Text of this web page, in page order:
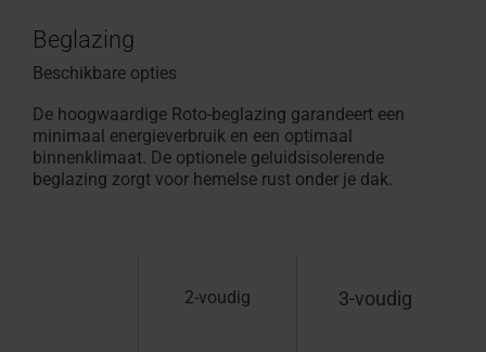
Beglazing
Beschikbare opties
De hoogwaardige Roto-beglazing garandeert een
minimaal energieverbruik en een optimaal
binnenklimaat. De optionele geluidsisolerende
beglazing zorgt voor hemelse rust onder je dak.
2-voudig 3-voudig